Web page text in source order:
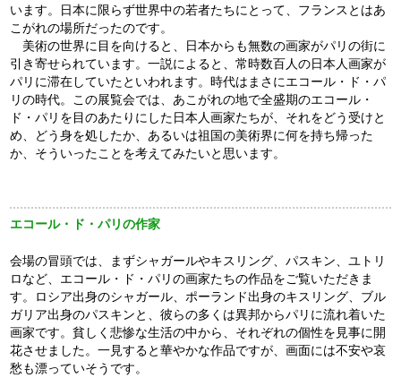
います。日本に限らず世界中の若者たちにとって、フランスとはあ
こがれの場所だったのです。
美術の世界に目を向けると、日本からも無数の画家がパリの街に
引き寄せられています。一説によると、常時数百人の日本人画家が
パリに滞在していたといわれます。時代はまさにエコール・ド・パ
リの時代。この展覧会では、あこがれの地で全盛期のエコール・
ド・パリを目のあたりにした日本人画家たちが、それをどう受けと
め、どう身を処したか、あるいは祖国の美術界に何を持ち帰った
か、そういったことを考えてみたいと思います。
エコール・ド・パリの作家
会場の冒頭では、まずシャガールやキスリング、パスキン、ユトリ
ロなど、エコール・ド・パリの画家たちの作品をご覧いただきま
す。ロシア出身のシャガール、ポーランド出身のキスリング、ブル
ガリア出身のパスキンと、彼らの多くは異邦からパリに流れ着いた
画家です。貧しく悲惨な生活の中から、それぞれの個性を見事に開
花させました。一見すると華やかな作品ですが、画面には不安や哀
愁も漂っていそうです。